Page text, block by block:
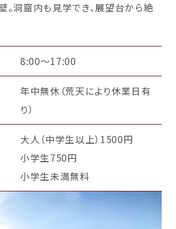
。洞窟内も見学でき、展望台から絶
8:00～17:00
年中無休（荒天により休業日有
り）
大人（中学生以上）1500円
小学生750円
小学生未満無料